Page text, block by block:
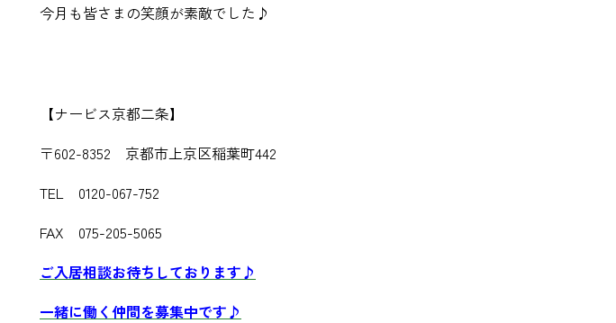
今月も皆さまの笑顔が素敵でした♪
【ナービス京都二条】
〒602-8352 京都市上京区稲葉町442
TEL 0120-067-752
FAX 075-205-5065
ご入居相談お待ちしております♪
一緒に働く仲間を募集中です♪